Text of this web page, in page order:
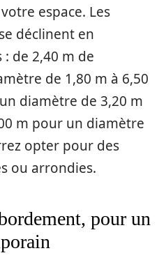
espace. Les
déclinent en
de 2,40 m de
de 1,80 m à 6,50
diamètre de 3,20 m
m pour un diamètre
opter pour des
ou arrondies.
pour un